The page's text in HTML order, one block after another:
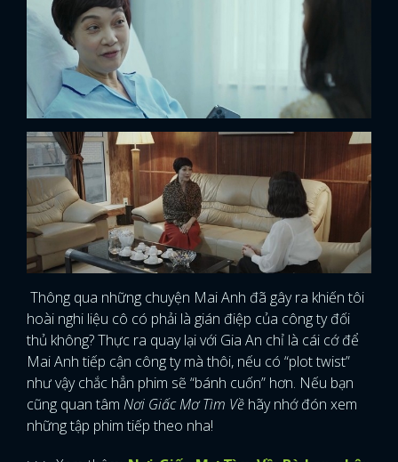
Thông qua những chuyện Mai Anh đã gây ra khiến tôi
hoài nghi liệu cô có phải là gián điệp của công ty đối
thủ không? Thực ra quay lại với Gia An chỉ là cái cớ để
Mai Anh tiếp cận công ty mà thôi, nếu có “plot twist”
như vậy chắc hẳn phim sẽ “bánh cuốn” hơn. Nếu bạn
cũng quan tâm Nơi Giấc Mơ Tìm Về hãy nhớ đón xem
những tập phim tiếp theo nha!